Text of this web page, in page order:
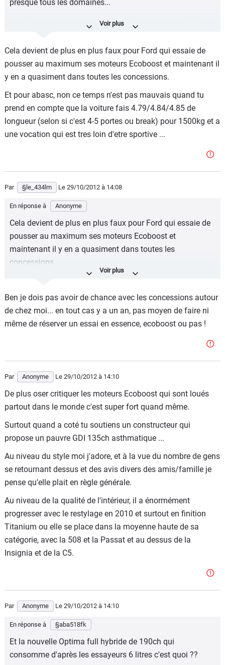
presque tous les domaines...
pour les moteurs essences : les ecoboost sont excellents,
(pour moi acheter signifie avoir pu essayer AVANT
achat...)
Il n'y a que chez les constructeurs français et sur les
petites citadines qu'on peut encore sérieusement acheter
un moteur essence dans ce pays.
Cela devient de plus en plus faux pour Ford qui essaie de
pousser au maximum ses moteurs Ecoboost et maintenant il
y en a quasiment dans toutes les concessions.
Et pour abasc, non ce temps n'est pas mauvais quand tu
prend en compte que la voiture fais 4.79/4.84/4.85 de
longueur (selon si c'est 4-5 portes ou break) pour 1500kg et a
une vocation qui est tres loin d'etre sportive ...
Par §le_434lm Le 29/10/2012 à 14:08
En réponse à Anonyme
Cela devient de plus en plus faux pour Ford qui essaie de
pousser au maximum ses moteurs Ecoboost et
maintenant il y en a quasiment dans toutes les
concessions.
prend en compte que la voiture fais 4.79/4.84/4.85 de
longueur (selon si c'est 4-5 portes ou break) pour 1500kg
et a une vocation qui est tres loin d'etre sportive ...
Ben je dois pas avoir de chance avec les concessions autour
de chez moi... en tout cas y a un an, pas moyen de faire ni
même de réserver un essai en essence, ecoboost ou pas !
Par Anonyme Le 29/10/2012 à 14:10
De plus oser critiquer les moteurs Ecoboost qui sont loués
partout dans le monde c'est super fort quand même.
Surtout quand a coté tu soutiens un constructeur qui
propose un pauvre GDI 135ch asthmatique ...
Au niveau du style moi j'adore, et à la vue du nombre de gens
se retournant dessus et des avis divers des amis/famille je
pense qu'elle plait en règle générale.
Au niveau de la qualité de l'intérieur, il a énormément
progresser avec le restylage en 2010 et surtout en finition
Titanium ou elle se place dans la moyenne haute de sa
catégorie, avec la 508 et la Passat et au dessus de la
Insignia et de la C5.
Par Anonyme Le 29/10/2012 à 14:10
En réponse à §aba518fk
Et la nouvelle Optima full hybride de 190ch qui
consomme d'après les essayeurs 6 litres c'est quoi ??